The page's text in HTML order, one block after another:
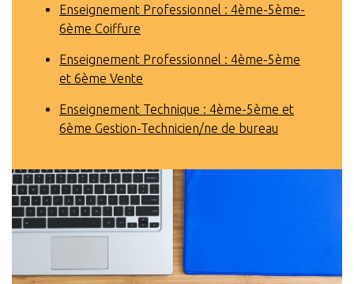
Enseignement Professionnel : 4ème-5ème-
6ème Coiffure
Enseignement Professionnel : 4ème-5ème
et 6ème Vente
Enseignement Technique : 4ème-5ème et
6ème Gestion-Technicien/ne de bureau